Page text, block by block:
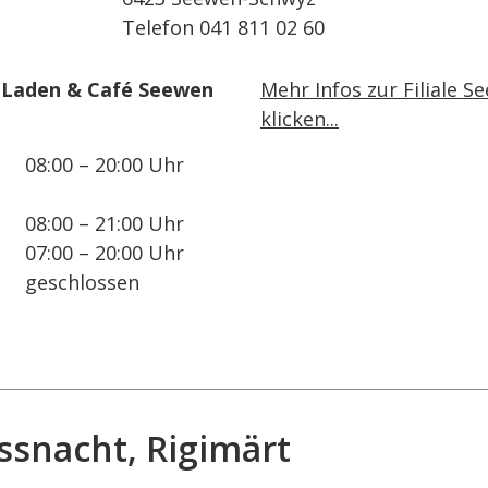
Telefon 041 811 02 60
& Café Seewen
08:00 – 20:00 Uhr
08:00 – 21:00 Uhr
07:00 – 20:00 Uhr
geschlossen
Mehr Infos zur Filiale
klicken...
Rigimärt